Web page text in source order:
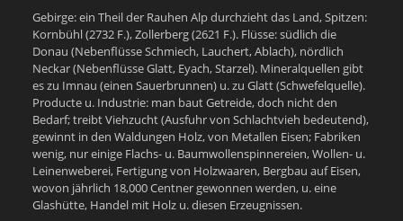
Gebirge: ein Theil der Rauhen Alp durchzieht das Land, Spitzen:
Kornbühl (2732 F.), Zollerberg (2621 F.). Flüsse: südlich die
Donau (Nebenflüsse Schmiech, Lauchert, Ablach), nördlich
Neckar (Nebenflüsse Glatt, Eyach, Starzel). Mineralquellen gibt
es zu Imnau (einen Sauerbrunnen) u. zu Glatt (Schwefelquelle).
Producte u. Industrie: man baut Getreide, doch nicht den
Bedarf; treibt Viehzucht (Ausfuhr von Schlachtvieh bedeutend),
gewinnt in den Waldungen Holz, von Metallen Eisen; Fabriken
wenig, nur einige Flachs- u. Baumwollenspinnereien, Wollen- u.
Leinenweberei, Fertigung von Holzwaaren, Bergbau auf Eisen,
wovon jährlich 18,000 Centner gewonnen werden, u. eine
Glashütte, Handel mit Holz u. diesen Erzeugnissen.